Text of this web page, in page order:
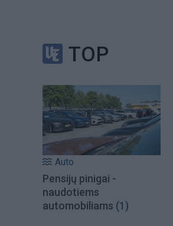
TOP
Auto
Pensijų pinigai -
naudotiems
automobiliams (1)